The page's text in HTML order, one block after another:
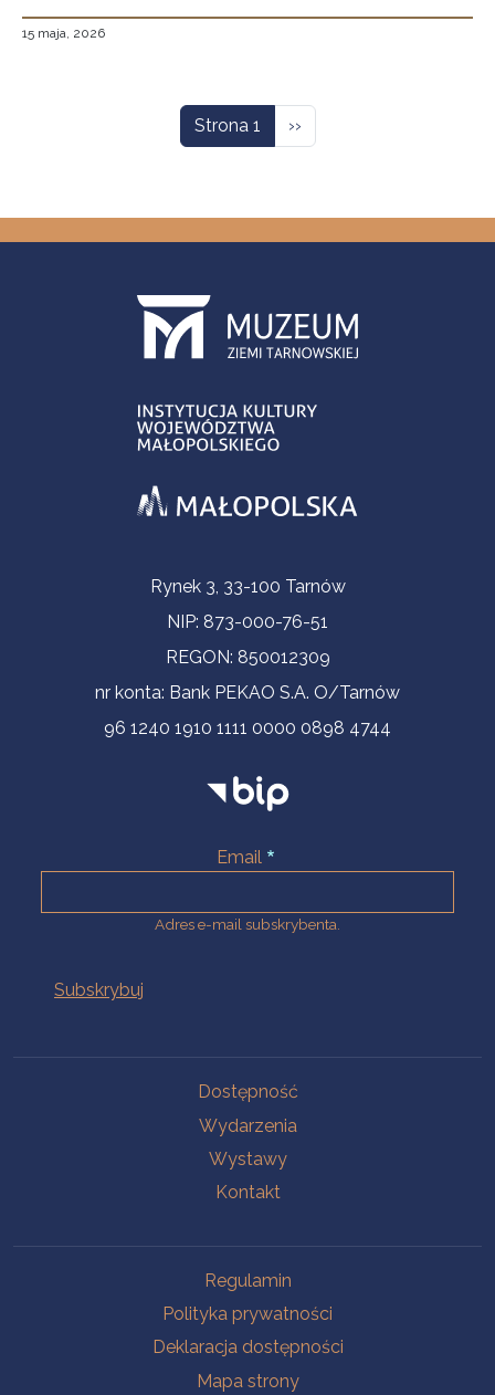
15 maja, 2026
Strona 1 Następna strona
››
Informacje kontaktoweRynek 3, 33-100 Tarnów
NIP: 873-000-76-51
REGON: 850012309
nr konta: Bank PEKAO S.A. O/Tarnów
96 1240 1910 1111 0000 0898 4744
Email
Adres e-mail subskrybenta.
Dostępność
Wydarzenia
Wystawy
Kontakt
Regulamin
Polityka prywatności
Deklaracja dostępności
Mapa strony